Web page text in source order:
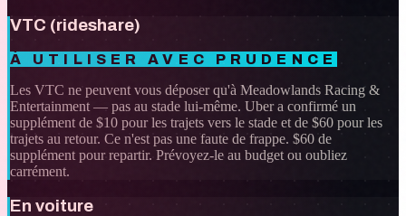
VTC (rideshare)
À UTILISER AVEC PRUDENCE
Les VTC ne peuvent vous déposer qu'à Meadowlands Racing &
Entertainment — pas au stade lui-même. Uber a confirmé un
supplément de $10 pour les trajets vers le stade et de $60 pour les
trajets au retour. Ce n'est pas une faute de frappe. $60 de
supplément pour repartir. Prévoyez-le au budget ou oubliez
carrément.
En voiture